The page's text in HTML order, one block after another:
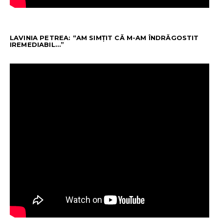
LAVINIA PETREA: “AM SIMȚIT CĂ M-AM ÎNDRĂGOSTIT
IREMEDIABIL…”